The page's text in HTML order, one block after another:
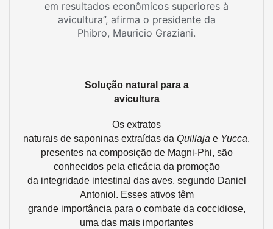
em resultados econômicos superiores à
avicultura”, afirma o presidente da
Phibro, Mauricio Graziani.
Solução natural para a
avicultura
Os extratos
naturais de saponinas extraídas da Quillaja e Yucca,
presentes na composição de Magni-Phi, são
conhecidos pela eficácia da promoção
da integridade intestinal das aves, segundo Daniel
Antoniol. Esses ativos têm
grande importância para o combate da coccidiose,
uma das mais importantes